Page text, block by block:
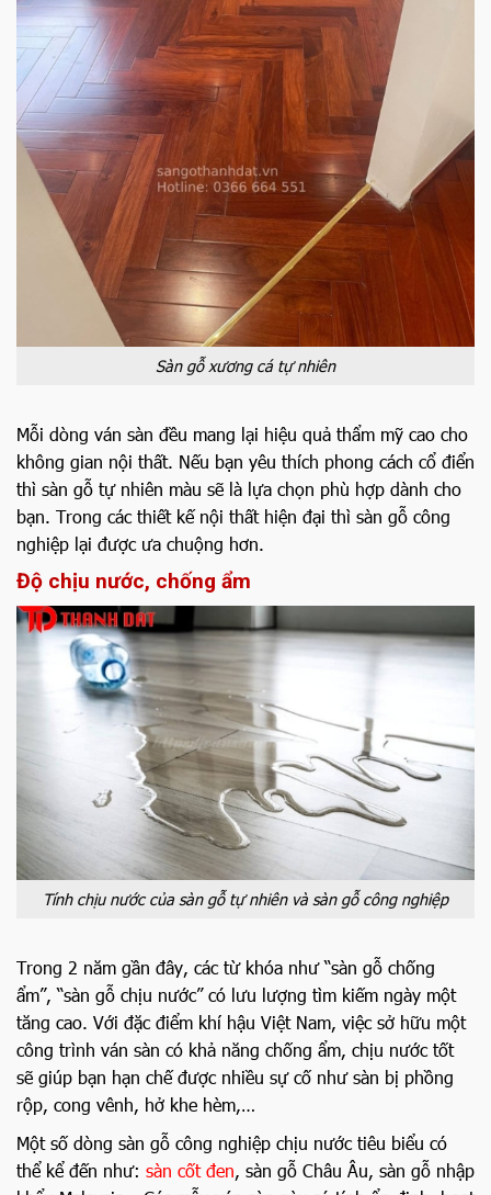
Sàn gỗ xương cá tự nhiên
Mỗi dòng ván sàn đều mang lại hiệu quả thẩm mỹ cao cho
không gian nội thất. Nếu bạn yêu thích phong cách cổ điển
thì sàn gỗ tự nhiên màu sẽ là lựa chọn phù hợp dành cho
bạn. Trong các thiết kế nội thất hiện đại thì sàn gỗ công
nghiệp lại được ưa chuộng hơn.
Độ chịu nước, chống ẩm
Tính chịu nước của sàn gỗ tự nhiên và sàn gỗ công nghiệp
Trong 2 năm gần đây, các từ khóa như “sàn gỗ chống
ẩm”, “sàn gỗ chịu nước” có lưu lượng tìm kiếm ngày một
tăng cao. Với đặc điểm khí hậu Việt Nam, việc sở hữu một
công trình ván sàn có khả năng chống ẩm, chịu nước tốt
sẽ giúp bạn hạn chế được nhiều sự cố như sàn bị phồng
rộp, cong vênh, hở khe hèm,…
Một số dòng sàn gỗ công nghiệp chịu nước tiêu biểu có
thể kể đến như: sàn cốt đen, sàn gỗ Châu Âu, sàn gỗ nhập